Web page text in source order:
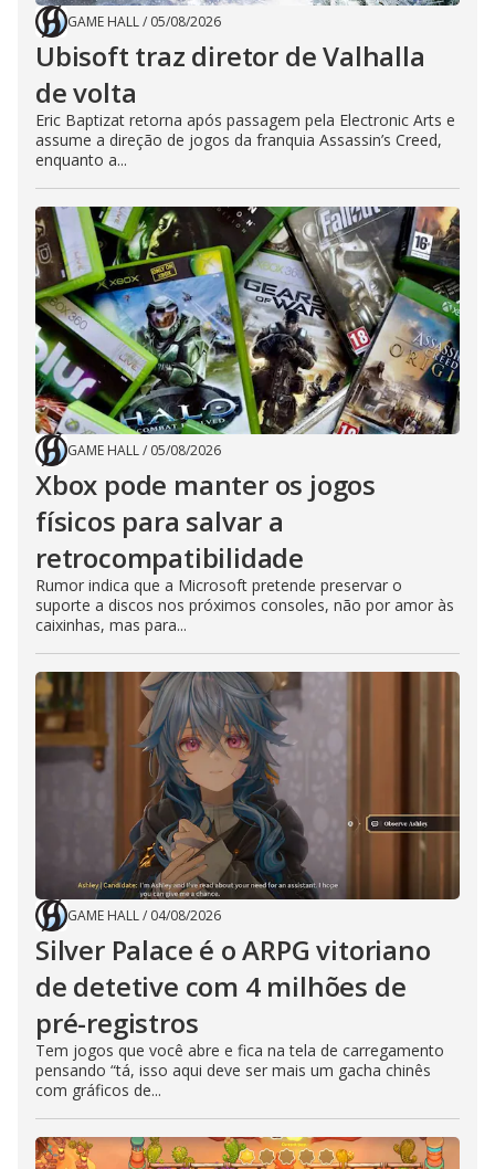
GAME HALL/ 05/08/2026
Ubisoft traz diretor de Valhalla
de volta
Eric Baptizat retorna após passagem pela Electronic Arts e
assume a direção de jogos da franquia Assassin’s Creed,
enquanto a...
GAME HALL/ 05/08/2026
Xbox pode manter os jogos
físicos para salvar a
retrocompatibilidade
Rumor indica que a Microsoft pretende preservar o
suporte a discos nos próximos consoles, não por amor às
caixinhas, mas para...
GAME HALL/ 04/08/2026
Silver Palace é o ARPG vitoriano
de detetive com 4 milhões de
pré-registros
Tem jogos que você abre e fica na tela de carregamento
pensando “tá, isso aqui deve ser mais um gacha chinês
com gráficos de...